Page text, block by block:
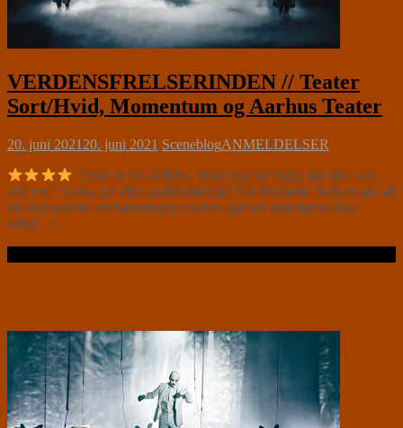
VERDENSFRELSERINDEN // Teater
Sort/Hvid, Momentum og Aarhus Teater
20. juni 2021 20. juni 2021 SceneblogANMELDELSER
”Jesus in his Adidas. Jesus lost the fight, just like you
and me.” Grøn, gal eller guddommelig? Når Madame Nielsen går all
in i kampen for en bæredygtig verden, går det naturligvis ikke
stille[…]